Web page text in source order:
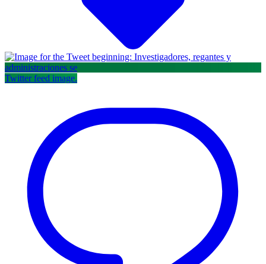
Twitter feed image.